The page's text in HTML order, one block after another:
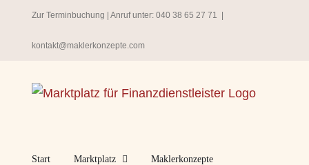
springen
Zur Terminbuchung | Anruf unter: 040 38 65 27 71
kontakt@maklerkonzepte.com
Start Marktplatz Maklerkonzepte